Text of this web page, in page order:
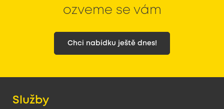
ozveme se vám
Chci nabídku ještě dnes!
Služby